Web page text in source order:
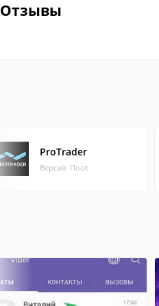
Отзывы
ProTrader
Версия: Посл